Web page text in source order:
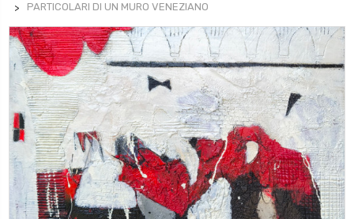
PARTICOLARI DI UN MURO VENEZIANO